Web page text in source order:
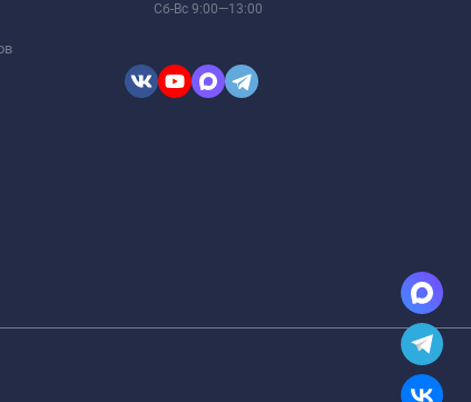
Сб-Вс 9:00—13:00